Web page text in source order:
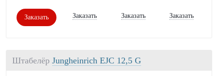
Заказать Заказать Заказать Заказать
Штабелёр Jungheinrich EJC 12,5 G